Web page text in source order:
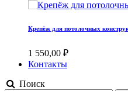
Крепёж для потолочных
1 550,00 ₽
Контакты
Поиск